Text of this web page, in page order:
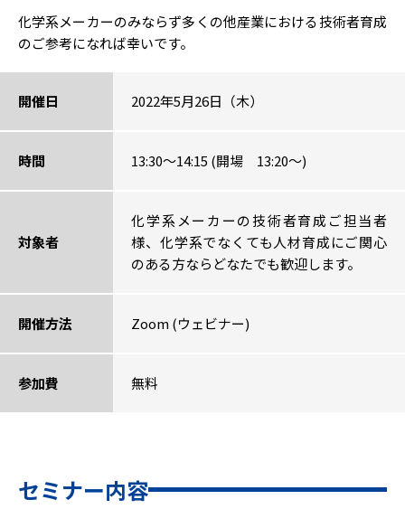
化学系メーカーのみならず多くの他産業における技術者育成
のご参考になれば幸いです。
開催日 2022年5月26日（木）
時間 13:30～14:15 (開場 13:20～)
対象者
化学系メーカーの技術者育成ご担当者
様、化学系でなくても人材育成にご関心
のある方ならどなたでも歓迎します。
開催方法 Zoom (ウェビナー)
参加費 無料
セミナー内容